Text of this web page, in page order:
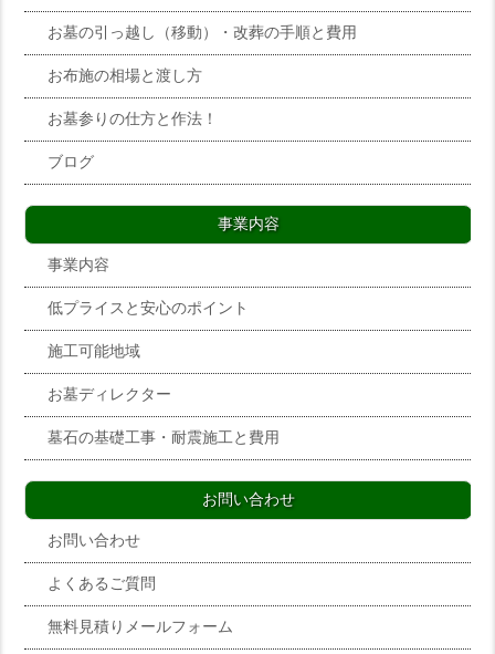
お墓の引っ越し（移動）・改葬の手順と費用
お布施の相場と渡し方
お墓参りの仕方と作法！
ブログ
事業内容
事業内容
低プライスと安心のポイント
施工可能地域
お墓ディレクター
墓石の基礎工事・耐震施工と費用
お問い合わせ
お問い合わせ
よくあるご質問
無料見積りメールフォーム